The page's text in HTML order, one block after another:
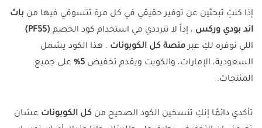
إذا كنتِ تبحثين عن توفير حقيقي في كل مرة تتسوقي فيها من باث
اند بودي وركس ، إذاً لا تترددي في استخدام كود الخصم (PF55)
اللي نوفره لكِ عبرمنصة كل الكوبونات . هذا الكود يشمل
السعودية، الإمارات، والكويت ويقدم تخفيض 5%
على جميع
المنتجات.
تأكدي دائمًا إنكِ تنسخين الكود الصحيح من كل الكوبونات عشان